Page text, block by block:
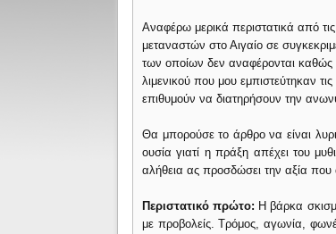
Αναφέρω μερικά περιστατικά από
μεταναστών στο Αιγαίο σε
των οποίων δεν αναφέρονται καθώς
λιμενικού που μου εμπιστεύτηκαν
επιθυμούν να διατηρήσουν την
Θα μπορούσε το άρθρο να είναι
ουσία γιατί η πράξη απέχει του
αλήθεια ας προσδώσει την αξία που
Περιστατικό πρώτο: Η βάρκα
με προβολείς. Τρόμος, αγωνία,